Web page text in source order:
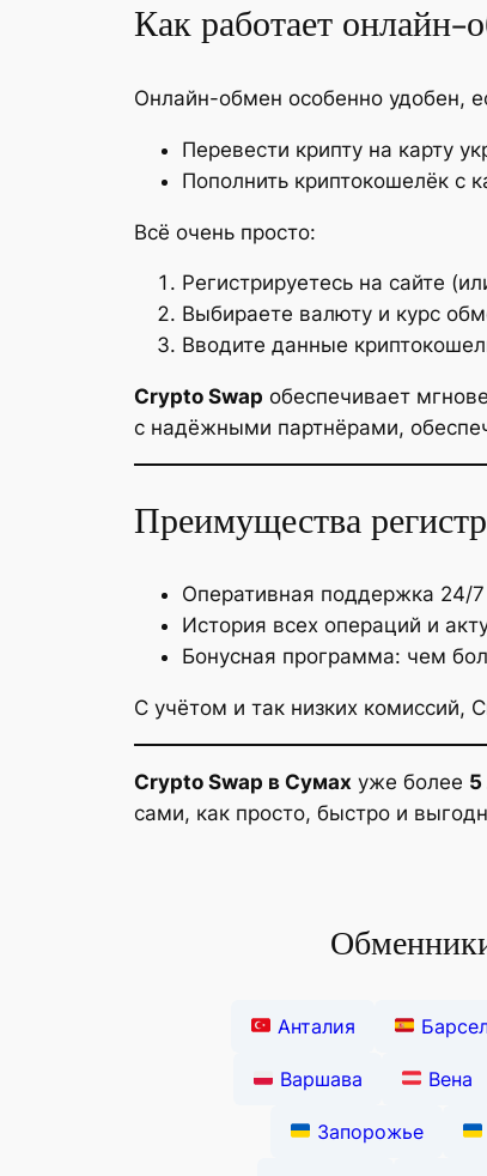
Как работает
Онлайн-обмен особенно удобен,
Перевести крипту на карту
Пополнить криптокошелёк с
Всё очень просто:
Регистрируетесь на сайте
Выбираете валюту и курс
Вводите данные
Crypto Swap обеспечивает
с надёжными партнёрами,
Преимущества
Оперативная поддержка 24/7
История всех операций и
Бонусная программа: чем
С учётом и так низких комиссий,
Crypto Swap в Сумах уже более 5
сами, как просто, быстро и
Анталия
Варшава Вена
Запорожье